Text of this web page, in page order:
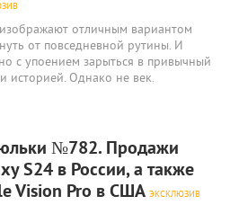
отличным вариантом
от повседневной рутины. И
с упоением зарыться в привычный
историей. Однако не век.
№782. Продажи
S24 в России, а также
Vision Pro в США ЭКСКЛЮЗИВ